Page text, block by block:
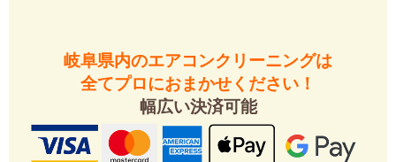
岐阜県内のエアコンクリーニングは
全てプロにおまかせください！
幅広い決済可能